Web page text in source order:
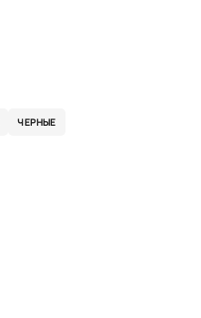
ЧЕРНЫЕ